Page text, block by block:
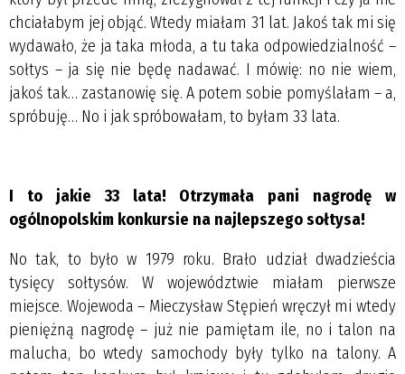
chciałabym jej objąć. Wtedy miałam 31 lat. Jakoś tak mi się
wydawało, że ja taka młoda, a tu taka odpowiedzialność –
sołtys – ja się nie będę nadawać. I mówię: no nie wiem,
jakoś tak… zastanowię się. A potem sobie pomyślałam – a,
spróbuję… No i jak spróbowałam, to byłam 33 lata.
I to jakie 33 lata! Otrzymała pani nagrodę w
ogólnopolskim konkursie na najlepszego sołtysa!
No tak, to było w 1979 roku. Brało udział dwadzieścia
tysięcy sołtysów. W województwie miałam pierwsze
miejsce. Wojewoda – Mieczysław Stępień wręczył mi wtedy
pieniężną nagrodę – już nie pamiętam ile, no i talon na
malucha, bo wtedy samochody były tylko na talony. A